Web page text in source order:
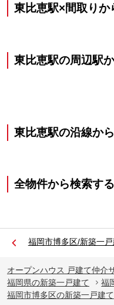
東比恵駅×間取りか
東比恵駅の周辺駅
東比恵駅の沿線か
全物件から検索する
福岡市博多区/新築一
オープンハウス 戸建て仲介
福岡県の新築一戸建て
福
福岡市博多区の新築一戸建て